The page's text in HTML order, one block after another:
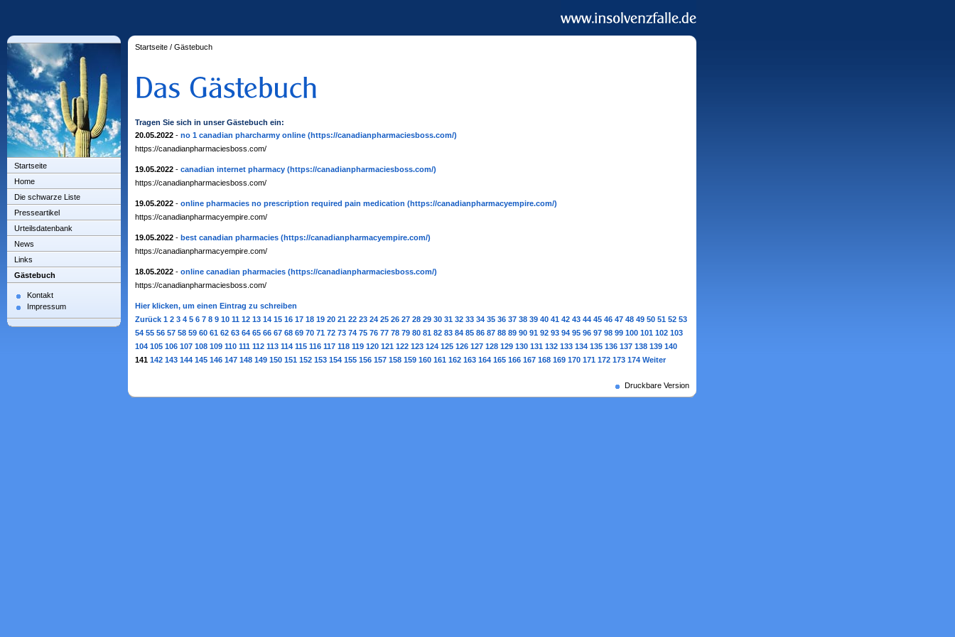
Startseite
Home
Die schwarze Liste
Presseartikel
Urteilsdatenbank
News
Links
Gästebuch
Kontakt
Impressum
Startseite / Gästebuch
Tragen Sie sich in unser Gästebuch ein:
20.05.2022 - no 1 canadian pharcharmy online (https://canadianpharmaciesboss.com/)
https://canadianpharmaciesboss.com/
19.05.2022 - canadian internet pharmacy (https://canadianpharmaciesboss.com/)
https://canadianpharmaciesboss.com/
19.05.2022 - online pharmacies no prescription required pain medication (https://canadianpharmacyempire.com/)
https://canadianpharmacyempire.com/
19.05.2022 - best canadian pharmacies (https://canadianpharmacyempire.com/)
https://canadianpharmacyempire.com/
18.05.2022 - online canadian pharmacies (https://canadianpharmaciesboss.com/)
https://canadianpharmaciesboss.com/
Hier klicken, um einen Eintrag zu schreiben
Zurück 1 2 3 4 5 6 7 8 9 10 11 12 13 14 15 16 17 18 19 20 21 22 23 24 25 26 27 28 29 30 31 32 33 34 35 36 37 38 39 40 41 42 43 44 45 46 47 48 49 50 51 52 53
54 55 56 57 58 59 60 61 62 63 64 65 66 67 68 69 70 71 72 73 74 75 76 77 78 79 80 81 82 83 84 85 86 87 88 89 90 91 92 93 94 95 96 97 98 99 100 101 102 103
104 105 106 107 108 109 110 111 112 113 114 115 116 117 118 119 120 121 122 123 124 125 126 127 128 129 130 131 132 133 134 135 136 137 138 139 140
141 142 143 144 145 146 147 148 149 150 151 152 153 154 155 156 157 158 159 160 161 162 163 164 165 166 167 168 169 170 171 172 173 174 Weiter
Druckbare Version